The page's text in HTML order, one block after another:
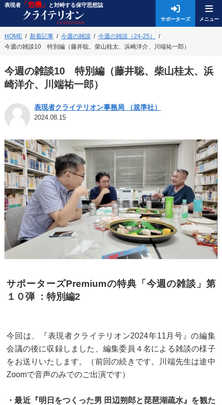
表現者「危機」 と対峙する保守思想誌
サポーターズ
HOME 新着記事 今週の雑談
今週の雑談（24-25）
今週の雑談10 特別編（藤井聡、柴山桂太、浜崎洋介、川端祐一郎）
今週の雑談10 特別編（藤井聡、柴山桂太、浜
崎洋介、川端祐一郎）
表現者クライテリオン事務局 （規準社）
2024.08.15
サポーターズPremiumの特典「今週の雑談」第
１０弾 ：特別編2
今回は、『表現者クライテリオン2024年11月号』の編集
会議の後に収録しました、編集委員４名による雑談の様子
をお送りいたします。（前回の続きです。川端先生は途中
Zoomで音声のみでのご出演です）
・最近『明日をつくった男 田辺朔郎と琵琶湖疏水』を観た